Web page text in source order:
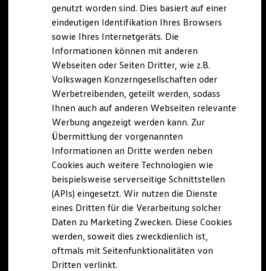
Werkbesichtigung
Lifestyle Shop
T-Roc Kollektion
Golf Kollektion
Volkswagen Kollektion
R-Kollektion
GTI Kollektion
Fußball Drop
we drive football
#wedriveproud
Besitzer und Service
myVolkswagen
Software Updates
Service und Ersatzteile
Inspektion und HU/AU
Reparaturen und Checks
Motorenöl und Flüssigkeiten
Räder und Reifen
Pannen- und Unfallhilfe
Economy Service
Volkswagen Teile
Zubehör
Modellspezifisches Zubehör
genutzt worden sind. Dies basiert auf einer
eindeutigen Identifikation Ihres Browsers
sowie Ihres Internetgeräts. Die
Informationen können mit anderen
Webseiten oder Seiten Dritter, wie z.B.
Volkswagen Konzerngesellschaften oder
Werbetreibenden, geteilt werden, sodass
Ihnen auch auf anderen Webseiten relevante
Werbung angezeigt werden kann. Zur
Übermittlung der vorgenannten
Informationen an Dritte werden neben
Cookies auch weitere Technologien wie
beispielsweise serverseitige Schnittstellen
(APIs) eingesetzt. Wir nutzen die Dienste
eines Dritten für die Verarbeitung solcher
Daten zu Marketing Zwecken. Diese Cookies
werden, soweit dies zweckdienlich ist,
oftmals mit Seitenfunktionalitäten von
Dritten verlinkt.